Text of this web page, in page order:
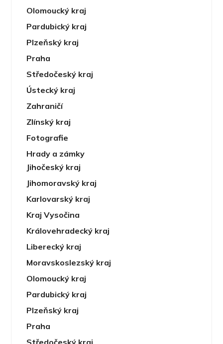
Olomoucký kraj
Pardubický kraj
Plzeňský kraj
Praha
Středočeský kraj
Ústecký kraj
Zahraničí
Zlínský kraj
Fotografie
Hrady a zámky
Jihočeský kraj
Jihomoravský kraj
Karlovarský kraj
Kraj Vysočina
Královehradecký kraj
Liberecký kraj
Moravskoslezský kraj
Olomoucký kraj
Pardubický kraj
Plzeňský kraj
Praha
Středočeský kraj